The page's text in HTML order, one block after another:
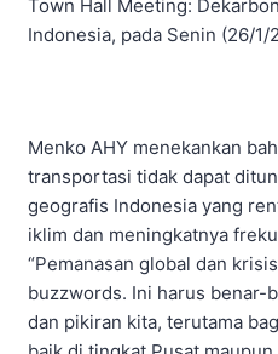
Town Hall Meeting:
Indonesia, pada Senin (26/1/
Menko AHY menekankan
transportasi tidak dapat
geografis Indonesia yang
iklim dan meningkatnya
“Pemanasan global dan
buzzwords. Ini harus benar-
dan pikiran kita, terutama